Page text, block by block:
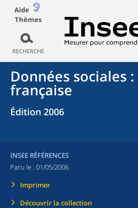
Aide
Thèmes
RECHERCHE
Données sociales
française
Édition 2006
INSEE RÉFÉRENCES
Paru le : 01/05/2006
Imprimer
Découvrir la collection